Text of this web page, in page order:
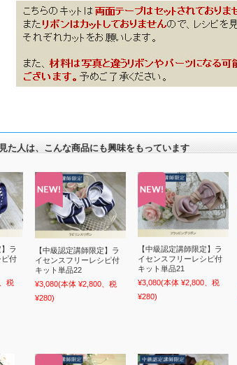
た人は、こんな商品にも興味をもっています
ラ
ピ付
税
【中級認定講師限定】ラ
イセンスフリーレシピ付
キット単品22
¥3,080(本体 ¥2,800、税
¥280)
【中級認定講師限定】ラ
イセンスフリーレシピ付
キット単品21
¥3,080(本体 ¥2,800、税
¥280)